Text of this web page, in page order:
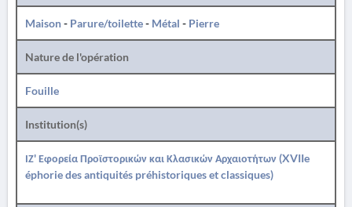
Maison- Parure/toilette- Métal - Pierre
Nature de l'opération
Fouille
Institution(s)
ΙΖ' Εφορεία Προϊστορικών και Κλασικών Αρχαιοτήτων (XVIIe
éphorie des antiquités préhistoriques et classiques)